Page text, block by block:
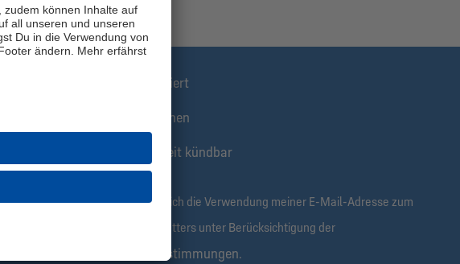
Bestens informiert
Exklusive Aktionen
Gratis & jederzeit kündbar
Hiermit bestätige ich die Verwendung meiner E-Mail-Adresse zum
Erhalt des Newsletters unter Berücksichtigung der
Datenschutzbestimmungen.